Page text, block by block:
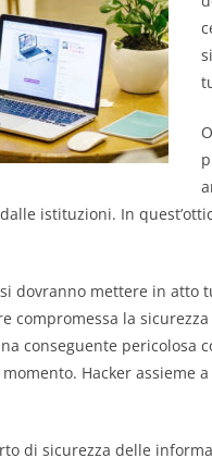
istituzioni. In
dovranno mettere in
compromessa la
conseguente pericolosa
Hacker assieme
di sicurezza delle